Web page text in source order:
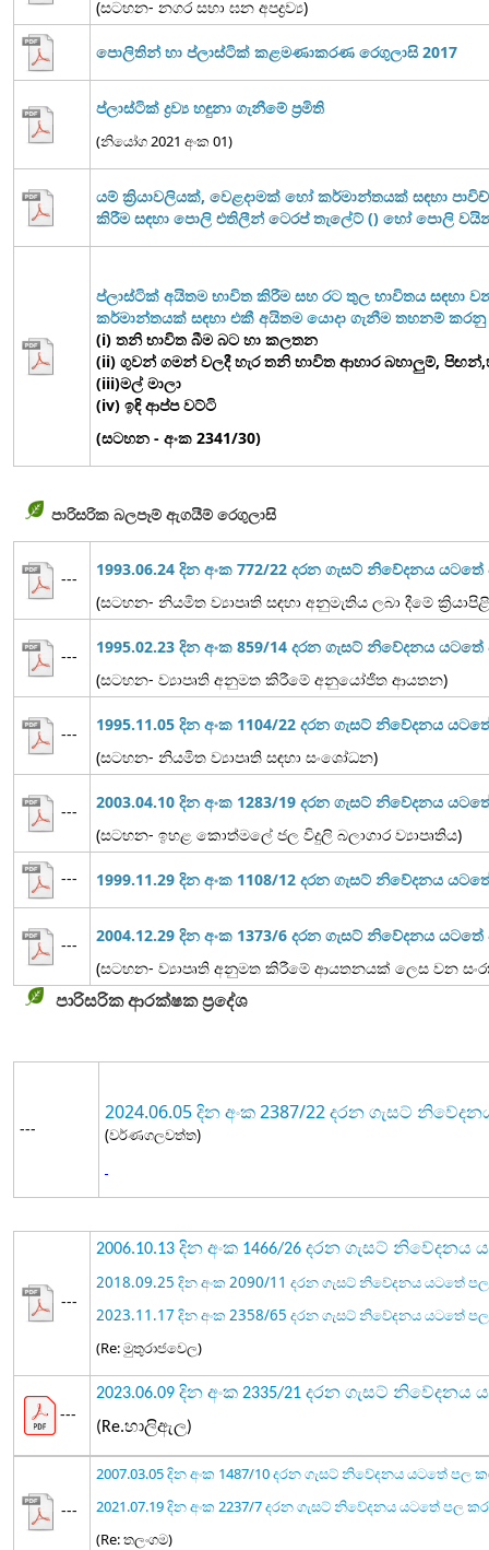
(සටහන- නගර සභා ඝන අපද්‍රව්‍ය)
පොලිතින් හා ප්ලාස්ටික් කළමණාකරණ රෙගුලාසි 2017
ප්ලාස්ටික් ද්‍රව්‍ය හඳුනා ගැනීමේ ප්‍රමිති
(නියෝග 2021 අංක 01)
යම් ක්‍රියාවලියක්, වෙළදාමක් හෝ කර්මාන්තයක් සඳහා
කිරීම සඳහා පොලි එතිලීන් ටෙරප් තැලේට් () හෝ පොලි
ප්ලාස්ටික් අයිතම භාවිත කිරීම සහ රට තුල භාවිතය සඳහා
කර්මාන්තයක් සඳහා එකී අයිතම යොදා ගැනීම තහනම් කරනු
(i) තනි භාවිත බීම බට හා කලතන
(ii) ගුවන් ගමන් වලදී හැර තනි භාවිත ආහාර බහාලුම්,
(iii)මල් මාලා
(iv) ඉඳි ආප්ප වට්ටි
(සටහන - අංක 2341/30)
පාරිසරික බලපෑම් ඇගයීම් රෙගුලාසි
---
1993.06.24 දින අංක 772/22 දරන ගැසට් නිවේදනය
(සටහන- නියමිත ව්‍යාපෘති සඳහා අනුමැතිය ලබා දීමේ
---
1995.02.23 දින අංක 859/14 දරන ගැසට් නිවේදනය
(සටහන- ව්‍යාපෘති අනුමත කිරීමේ අනුයෝජිත ආයතන)
---
1995.11.05 දින අංක 1104/22 දරන ගැසට් නිවේදනය
(සටහන- නියමිත ව්‍යාපෘති සඳහා සංශෝධන)
---
2003.04.10 දින අංක 1283/19 දරන ගැසට් නිවේදනය
(සටහන- ඉහළ කොත්මලේ ජල විදුලි බලාගාර ව්‍යාපෘතිය)
--- 1999.11.29 දින අංක 1108/12 දරන ගැසට් නිවේදනය
---
2004.12.29 දින අංක 1373/6 දරන ගැසට් නිවේදනය
(සටහන- ව්‍යාපෘති අනුමත කිරීමේ ආයතනයක් ලෙස වන
පාරිසරික ආරක්ෂක ප්‍රදේශ
---
2024.06.05 දින අංක 2387/22 දරන ගැසට්
(වර්ණගලවත්ත)
---
2006.10.13 දින අංක 1466/26 දරන ගැසට්
2018.09.25 දින අංක 2090/11 දරන ගැසට් නිවේදනය යටතේ
2023.11.17 දින අංක 2358/65 දරන ගැසට් නිවේදනය යටතේ
(Re: මුතුරාජවෙල)
---
2023.06.09 දින අංක 2335/21 දරන ගැසට්
(Re.හාලිඇල)
---
2007.03.05 දින අංක 1487/10 දරන ගැසට් නිවේදනය යටතේ පල
2021.07.19 දින අංක 2237/7 දරන ගැසට් නිවේදනය යටතේ පල
(Re: තලංගම)